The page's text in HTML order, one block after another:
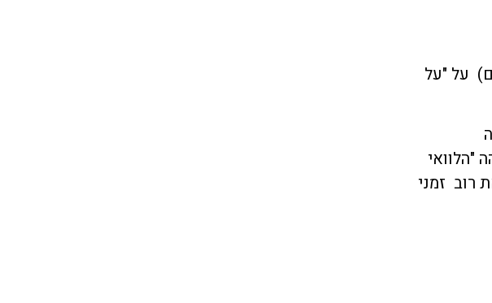
על "על
"הלוואי
רוב זמני